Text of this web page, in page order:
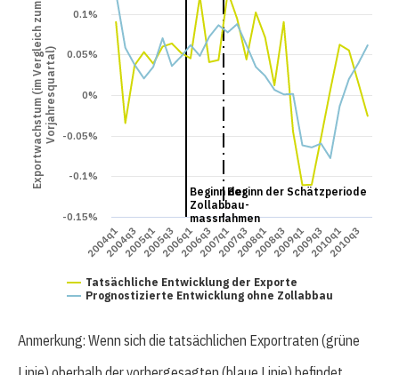
Exportwachstum (im Vergleich zumVorjahresquartal)
Beginn der
Zollabbau-
massnahmen
Beginn der Schätzperiode
Tatsächliche Entwicklung der Exporte
Prognostizierte Entwicklung ohne Zollabbau
2004q12004q32005q12005q32006q12006q32007q12007q32008q12008q32009q12009q32010q12010q3
-0.15%
-0.1%
-0.05%
0%
0.05%
0.1%
Anmerkung: Wenn sich die tatsächlichen Exportraten (grüne